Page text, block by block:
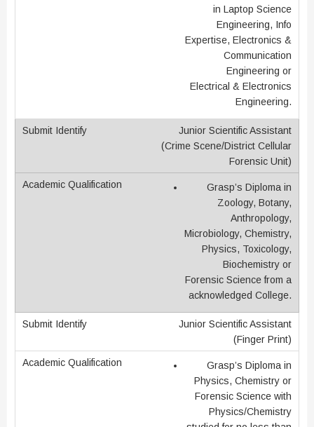
in Laptop Science
Engineering, Info
Expertise, Electronics &
Communication
Engineering or
Electrical & Electronics
Engineering.
Junior Scientific Assistant
(Crime Scene/District Cellular
Forensic Unit)
Grasp’s Diploma in
Zoology, Botany,
Anthropology,
Microbiology, Chemistry,
Physics, Toxicology,
Biochemistry or
Forensic Science from a
acknowledged College.
Junior Scientific Assistant
(Finger Print)
Grasp’s Diploma in
Physics, Chemistry or
Forensic Science with
Physics/Chemistry